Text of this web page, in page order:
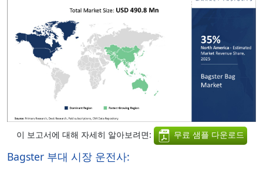
이 보고서에 대해 자세히 알아보려면: 무료 샘플 다운로드
Bagster 부대 시장 운전사: